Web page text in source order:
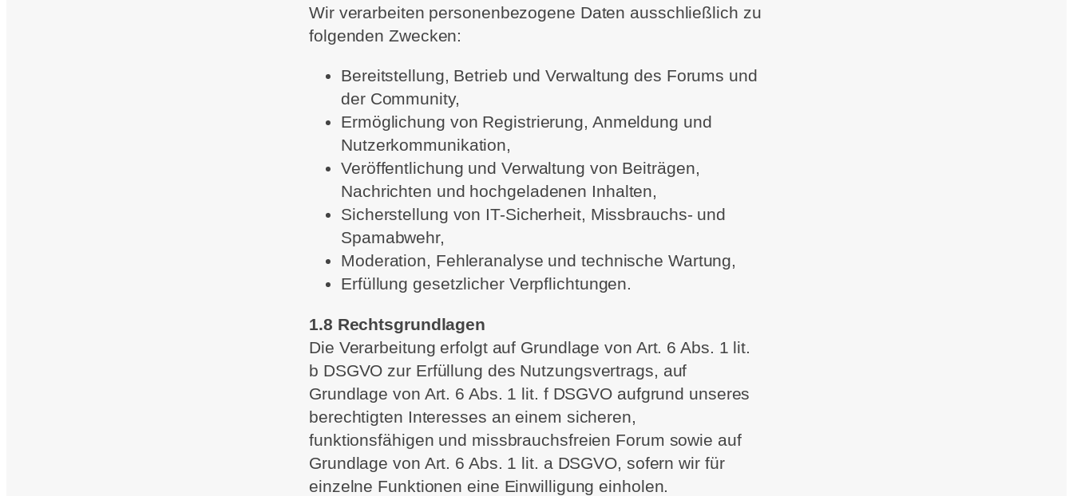
Wir verarbeiten personenbezogene Daten ausschließlich zu
folgenden Zwecken:
Bereitstellung, Betrieb und Verwaltung des Forums und
der Community,
Ermöglichung von Registrierung, Anmeldung und
Nutzerkommunikation,
Veröffentlichung und Verwaltung von Beiträgen,
Nachrichten und hochgeladenen Inhalten,
Sicherstellung von IT-Sicherheit, Missbrauchs- und
Spamabwehr,
Moderation, Fehleranalyse und technische Wartung,
Erfüllung gesetzlicher Verpflichtungen.
1.8 Rechtsgrundlagen
Die Verarbeitung erfolgt auf Grundlage von Art. 6 Abs. 1 lit.
b DSGVO zur Erfüllung des Nutzungsvertrags, auf
Grundlage von Art. 6 Abs. 1 lit. f DSGVO aufgrund unseres
berechtigten Interesses an einem sicheren,
funktionsfähigen und missbrauchsfreien Forum sowie auf
Grundlage von Art. 6 Abs. 1 lit. a DSGVO, sofern wir für
einzelne Funktionen eine Einwilligung einholen.